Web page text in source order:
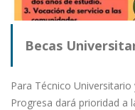
Becas
Para Técnico
Progresa dará prioridad a